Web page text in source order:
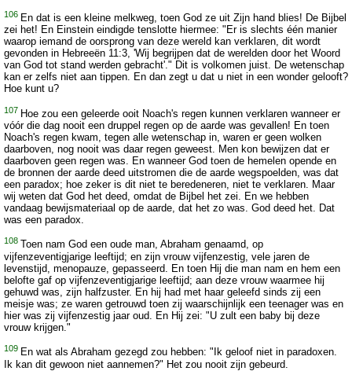
106 En dat is een kleine melkweg, toen God ze uit Zijn hand blies! De Bijbel
zei het! En Einstein eindigde tenslotte hiermee: "Er is slechts één manier
waarop iemand de oorsprong van deze wereld kan verklaren, dit wordt
gevonden in Hebreeën 11:3, 'Wij begrijpen dat de werelden door het Woord
van God tot stand werden gebracht'." Dit is volkomen juist. De wetenschap
kan er zelfs niet aan tippen. En dan zegt u dat u niet in een wonder gelooft?
Hoe kunt u?
107 Hoe zou een geleerde ooit Noach's regen kunnen verklaren wanneer er
vóór die dag nooit een druppel regen op de aarde was gevallen! En toen
Noach's regen kwam, tegen alle wetenschap in, waren er geen wolken
daarboven, nog nooit was daar regen geweest. Men kon bewijzen dat er
daarboven geen regen was. En wanneer God toen de hemelen opende en
de bronnen der aarde deed uitstromen die de aarde wegspoelden, was dat
een paradox; hoe zeker is dit niet te beredeneren, niet te verklaren. Maar
wij weten dat God het deed, omdat de Bijbel het zei. En we hebben
vandaag bewijsmateriaal op de aarde, dat het zo was. God deed het. Dat
was een paradox.
108
Toen nam God een oude man, Abraham genaamd, op
vijfenzeventigjarige leeftijd; en zijn vrouw vijfenzestig, vele jaren de
levenstijd, menopauze, gepasseerd. En toen Hij die man nam en hem een
belofte gaf op vijfenzeventigjarige leeftijd; aan deze vrouw waarmee hij
gehuwd was, zijn halfzuster. En hij had met haar geleefd sinds zij een
meisje was; ze waren getrouwd toen zij waarschijnlijk een teenager was en
hier was zij vijfenzestig jaar oud. En Hij zei: "U zult een baby bij deze
vrouw krijgen."
109 En wat als Abraham gezegd zou hebben: "Ik geloof niet in paradoxen.
Ik kan dit gewoon niet aannemen?" Het zou nooit zijn gebeurd.